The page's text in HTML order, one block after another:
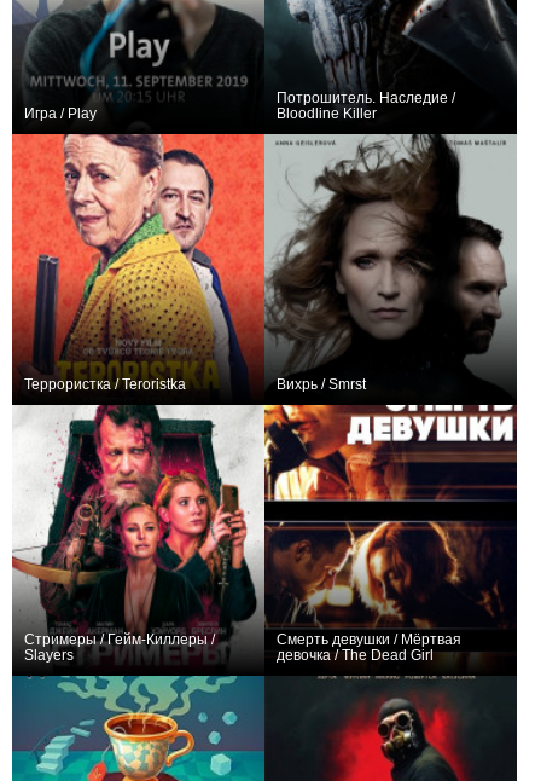
Игра / Play
Потрошитель. Наследие /
Bloodline Killer
Террористка / Teroristka Вихрь / Smrst
Стримеры / Гейм-Киллеры /
Slayers
Смерть девушки / Мёртвая
девочка / The Dead Girl